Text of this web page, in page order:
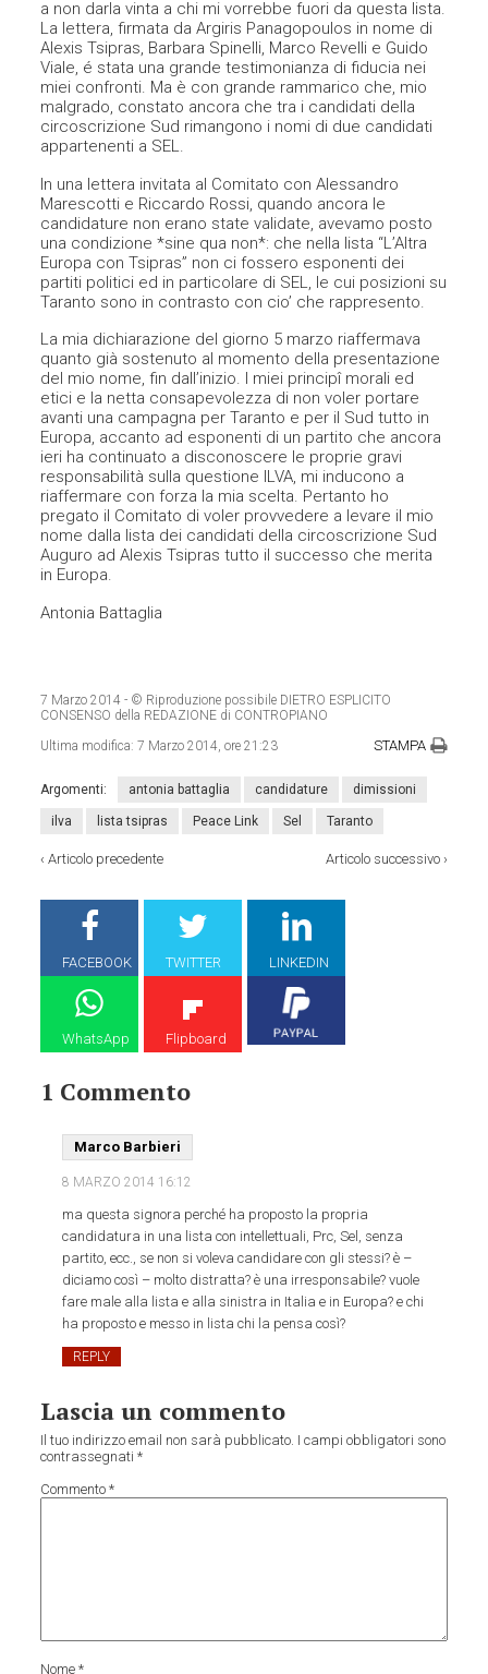
a non darla vinta a chi mi vorrebbe fuori da questa lista.
La lettera, firmata da Argiris Panagopoulos in nome di
Alexis Tsipras, Barbara Spinelli, Marco Revelli e Guido
Viale, é stata una grande testimonianza di fiducia nei
miei confronti. Ma è con grande rammarico che, mio
malgrado, constato ancora che tra i candidati della
circoscrizione Sud rimangono i nomi di due candidati
appartenenti a SEL.
In una lettera invitata al Comitato con Alessandro
Marescotti e Riccardo Rossi, quando ancora le
candidature non erano state validate, avevamo posto
una condizione *sine qua non*: che nella lista “L’Altra
Europa con Tsipras” non ci fossero esponenti dei
partiti politici ed in particolare di SEL, le cui posizioni su
Taranto sono in contrasto con cio’ che rappresento.
La mia dichiarazione del giorno 5 marzo riaffermava
quanto già sostenuto al momento della presentazione
del mio nome, fin dall’inizio. I miei principî morali ed
etici e la netta consapevolezza di non voler portare
avanti una campagna per Taranto e per il Sud tutto in
Europa, accanto ad esponenti di un partito che ancora
ieri ha continuato a disconoscere le proprie gravi
responsabilità sulla questione ILVA, mi inducono a
riaffermare con forza la mia scelta. Pertanto ho
pregato il Comitato di voler provvedere a levare il mio
nome dalla lista dei candidati della circoscrizione Sud
Auguro ad Alexis Tsipras tutto il successo che merita
in Europa.
Antonia Battaglia
7 Marzo 2014 - © Riproduzione possibile DIETRO ESPLICITO
CONSENSO della REDAZIONE di CONTROPIANO
Ultima modifica:7 Marzo 2014, ore 21:23 STAMPA
Argomenti: antonia battaglia candidature dimissioni
ilva lista tsipras Peace Link Sel Taranto
‹Articolo precedente Articolo successivo›
FACEBOOK TWITTER LINKEDIN
WhatsApp Flipboard
1 Commento
Marco Barbieri
8 MARZO 2014 16:12
ma questa signora perché ha proposto la propria
candidatura in una lista con intellettuali, Prc, Sel, senza
partito, ecc., se non si voleva candidare con gli stessi? è –
diciamo così – molto distratta? è una irresponsabile? vuole
fare male alla lista e alla sinistra in Italia e in Europa? e chi
ha proposto e messo in lista chi la pensa così?
REPLY
Lascia un commento
Il tuo indirizzo email non sarà pubblicato. I campi obbligatori sono
contrassegnati*
Commento*
Nome*